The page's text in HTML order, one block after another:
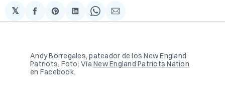
𝕏
Compartir
en
Share
on
Compartir
en
Share
on
Compartir
via
Andy Borregales, pateador de los New England
Patriots. Foto: Vía New England Patriots Nation
en Facebook.